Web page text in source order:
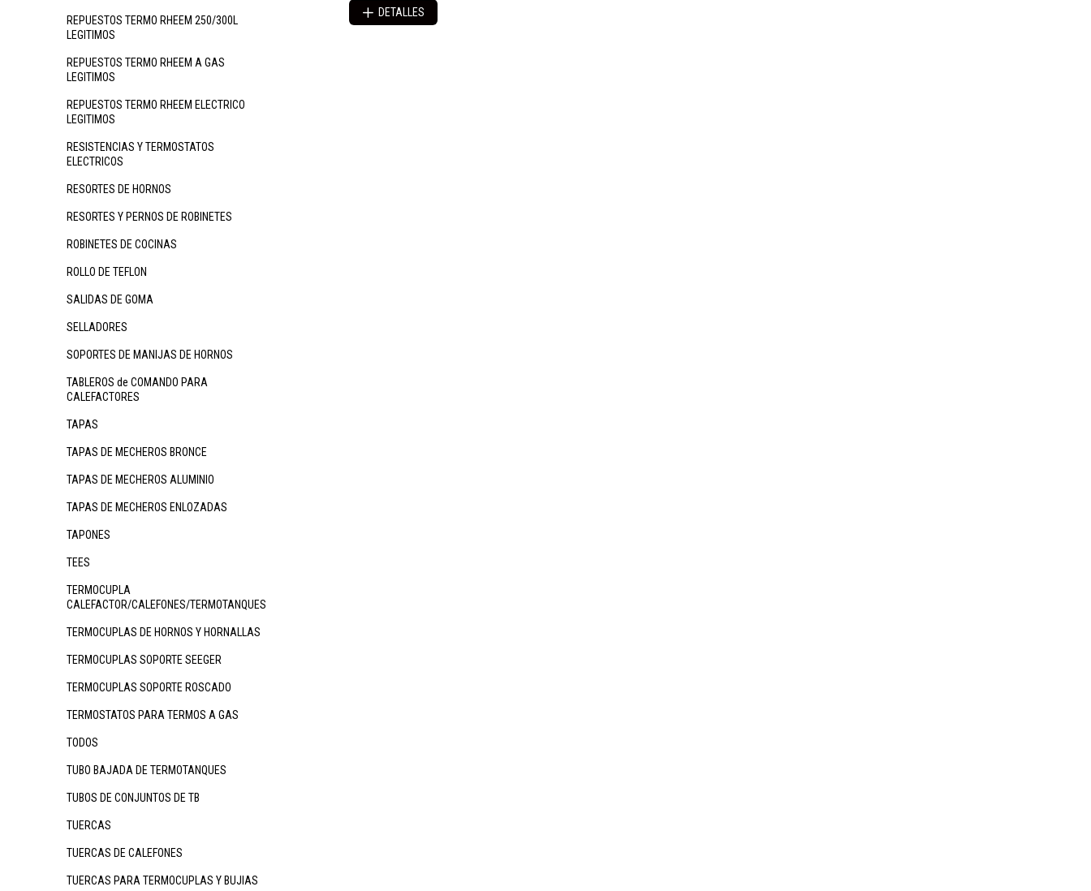
REPUESTOS TERMO RHEEM 250/300L
LEGITIMOS
REPUESTOS TERMO RHEEM A GAS
LEGITIMOS
REPUESTOS TERMO RHEEM ELECTRICO
LEGITIMOS
RESISTENCIAS Y TERMOSTATOS
ELECTRICOS
RESORTES DE HORNOS
RESORTES Y PERNOS DE ROBINETES
ROBINETES DE COCINAS
ROLLO DE TEFLON
SALIDAS DE GOMA
SELLADORES
SOPORTES DE MANIJAS DE HORNOS
TABLEROS de COMANDO PARA
CALEFACTORES
TAPAS
TAPAS DE MECHEROS BRONCE
TAPAS DE MECHEROS ALUMINIO
TAPAS DE MECHEROS ENLOZADAS
TAPONES
TEES
TERMOCUPLA
CALEFACTOR/CALEFONES/TERMOTANQUES
TERMOCUPLAS DE HORNOS Y HORNALLAS
TERMOCUPLAS SOPORTE SEEGER
TERMOCUPLAS SOPORTE ROSCADO
TERMOSTATOS PARA TERMOS A GAS
TODOS
TUBO BAJADA DE TERMOTANQUES
TUBOS DE CONJUNTOS DE TB
TUERCAS
TUERCAS DE CALEFONES
TUERCAS PARA TERMOCUPLAS Y BUJIAS
DETALLES